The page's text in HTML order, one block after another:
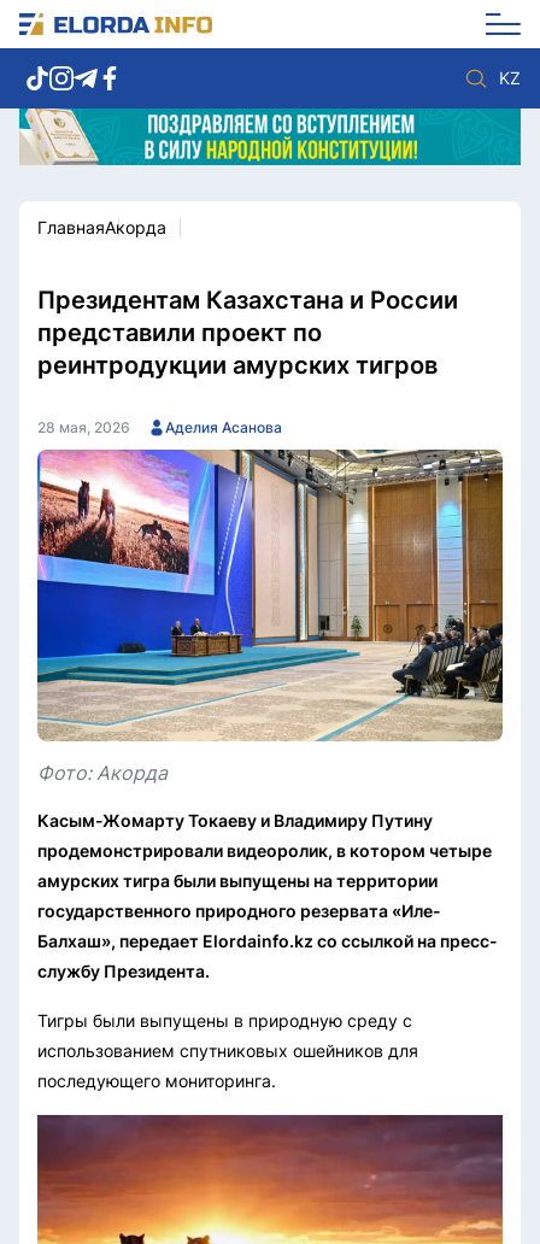
KZ
Новости столицы
Спорт
Культура
Разное
Видео
Мир
Послание
Служба Комплаенс
ГлавнаяАкорда
Президентам Казахстана и России
представили проект по
реинтродукции амурских тигров
28 мая, 2026 Аделия Асанова
Фото: Акорда
Касым-Жомарту Токаеву и Владимиру Путину
продемонстрировали видеоролик, в котором четыре
амурских тигра были выпущены на территории
государственного природного резервата «Иле-
Балхаш», передает Elordainfo.kz со ссылкой на пресс-
службу Президента.
Тигры были выпущены в природную среду с
использованием спутниковых ошейников для
последующего мониторинга.